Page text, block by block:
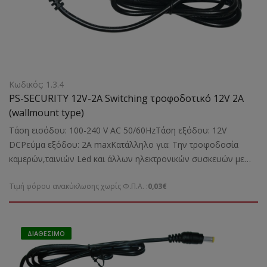
Κωδικός: 1.3.4
PS-SECURITY 12V-2A Switching τροφοδοτικό 12V 2A
(wallmount type)
Τάση εισόδου: 100-240 V AC 50/60HzΤάση εξόδου: 12V
DCΡεύμα εξόδου: 2A maxΚατάλληλο για: Την τροφοδοσία
καμερών,ταινιών Led και άλλων ηλεκτρονικών συσκευών με
0,14 kgr
Τιμή φόρου ανακύκλωσης χωρίς Φ.Π.Α. :0,03€
ΔΙΑΘΈΣΙΜΟ